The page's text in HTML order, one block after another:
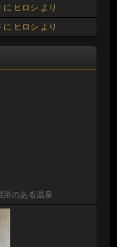
に ヒロシ より
に ヒロシ より
浴のある温泉